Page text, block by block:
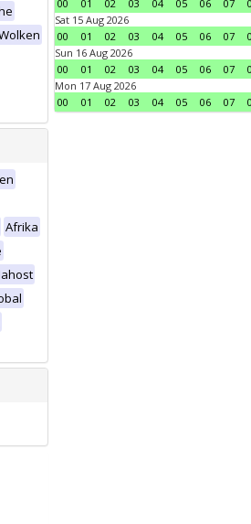
Afrika
00
01 02 03 04 05 06 07
Sat 15 Aug 2026
00
01 02 03 04 05 06 07
Sun 16 Aug 2026
00
01 02 03 04 05 06 07
Mon 17 Aug 2026
00
01 02 03 04 05 06 07